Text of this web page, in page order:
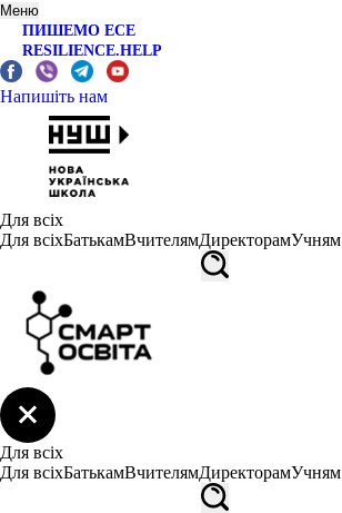
Меню
ПИШЕМО ЕСЕ
RESILIENCE.HELP
Напишіть нам
Для всіх
Для всіхБатькамВчителямДиректорамУчням
Для всіх
Для всіхБатькамВчителямДиректорамУчням